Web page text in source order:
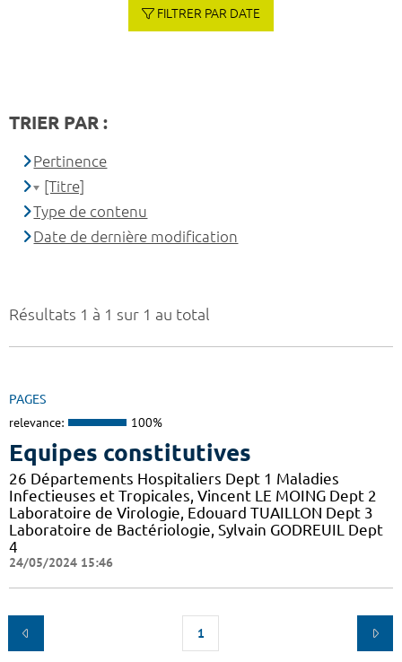
Résultats 1 à 1 sur 1 au total
PAGES
relevance: 100%
Equipes constitutives
26 Départements Hospitaliers Dept 1 Maladies
Infectieuses et Tropicales, Vincent LE MOING Dept 2
Laboratoire de Virologie, Edouard TUAILLON Dept 3
Laboratoire de Bactériologie, Sylvain GODREUIL Dept
4
24/05/2024 15:46
1
FILTRER PAR DATE
TRIER PAR :
Pertinence
[Titre]
Type de contenu
Date de dernière modification